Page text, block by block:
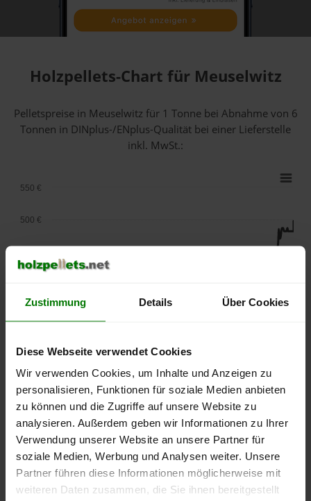
Zustimmung Details Über Cookies
Diese Webseite verwendet Cookies
Wir verwenden Cookies, um Inhalte und Anzeigen zu
personalisieren, Funktionen für soziale Medien anbieten
zu können und die Zugriffe auf unsere Website zu
analysieren. Außerdem geben wir Informationen zu Ihrer
Verwendung unserer Website an unsere Partner für
soziale Medien, Werbung und Analysen weiter. Unsere
Partner führen diese Informationen möglicherweise mit
weiteren Daten zusammen, die Sie ihnen bereitgestellt
Holzpellets-Chart für Meuselwitz
Pelletspreise in Meuselwitz für 1 Tonne bei Abnahmevon 6
Tonnen in DINplus-/ENplus-Qualität bei einer Lieferstelle
inkl. MwSt.:
lose Ware Sackware
September
Januar
Mai
250 €
300 €
500 €
550 €
Die aktuelle Preisentwicklung für Holzpellets in Deutschland
können Sie jederzeit auf unsererPelletspreise-Seite
nachvollziehen.